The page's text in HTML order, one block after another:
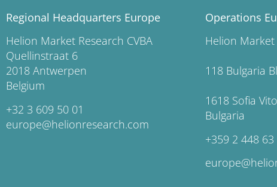
Regional Headquarters Europe
Helion Market Research CVBA
Quellinstraat 6
2018 Antwerpen
Belgium
+32 3 609 50 01
europe@helionresearch.com
Operations
Helion
118
1618
Bulgaria
+359 2 448 63